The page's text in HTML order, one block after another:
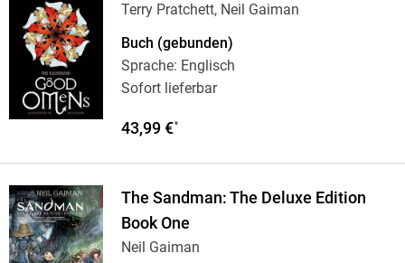
Terry Pratchett, Neil Gaiman
Buch (gebunden)
Sprache: Englisch
Sofort lieferbar
43,99 €*
The Sandman: The Deluxe Edition
Book One
Neil Gaiman